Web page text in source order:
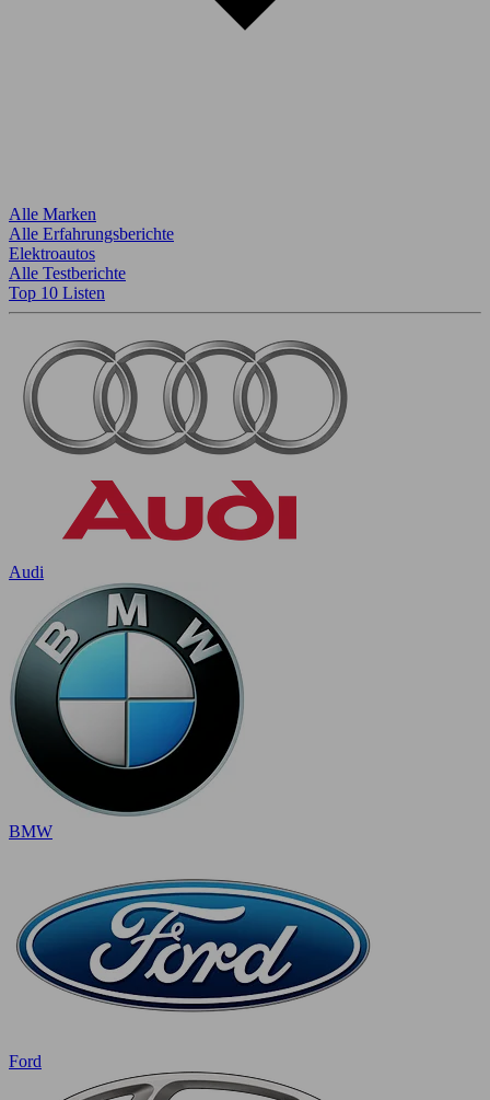
Alle Marken
Alle Erfahrungsberichte
Elektroautos
Alle Testberichte
Top 10 Listen
Audi
BMW
Ford